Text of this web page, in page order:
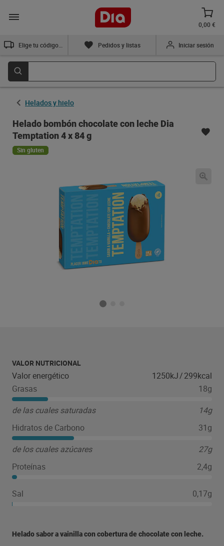
0,00 €
Pedidos y listas Iniciar sesión
Helados y hielo
Helado bombón chocolate con leche Dia
Temptation 4 x 84 g
Sin gluten
VALOR NUTRICIONAL
Valor energético 1250kJ/299kcal
Grasas
18g
de las cuales saturadas
14g
Hidratos de Carbono
31g
de los cuales azúcares
27g
Proteínas
2,4g
Sal 0,17g
Helado sabor a vainilla con cobertura de chocolate con leche.